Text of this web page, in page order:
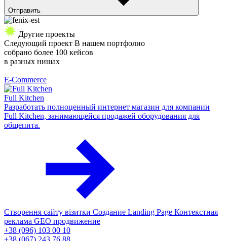
Отправить
Другие проекты
Следующий проект В нашем портфолио
собрано более 100 кейсов
в разных нишах
E-Commerce
Full Kitchen
Разработать полноценный интернет магазин для компании
Full Kitchen, занимающейся продажей оборудования для
общепита.
Створення сайту візитки Создание Landing Page Контекстная
реклама GEO продвижение
+38 (096) 103 00 10
+38 (067) 243 76 88